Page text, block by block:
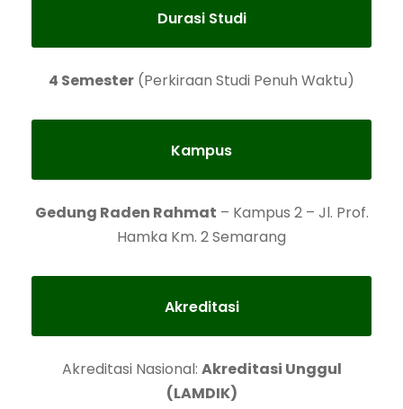
Durasi Studi
4 Semester (Perkiraan Studi Penuh Waktu)
Kampus
Gedung Raden Rahmat – Kampus 2 – Jl. Prof.
Hamka Km. 2 Semarang
Akreditasi
Akreditasi Nasional: Akreditasi Unggul
(LAMDIK)